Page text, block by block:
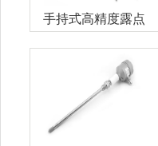
手持式高精度露点